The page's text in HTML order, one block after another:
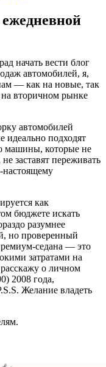
начать вести блог
автомобилей, я,
— как на новые, так
вторичном рынке
автомобилей
идеально подходят
машины, которые не
заставят переживать
настоящему
как
бюджете искать
разумнее
но проверенный
седана — это
затратами на
о личном
2008 года,
Желание владеть